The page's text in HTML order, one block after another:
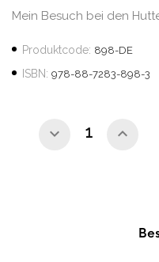
Mein Besuch bei den
Produktcode: 898-DE
ISBN: 978-88-7283-898-3